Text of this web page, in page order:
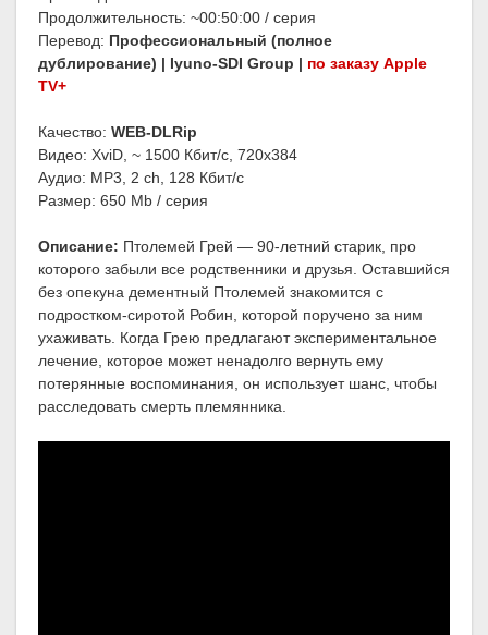
Продолжительность: ~00:50:00 / серия
Перевод: Профессиональный (полное
дублирование) | Iyuno-SDI Group | по заказу Apple
TV+
Качество: WEB-DLRip
Видео: XviD, ~ 1500 Кбит/с, 720x384
Аудио: MP3, 2 ch, 128 Кбит/с
Размер: 650 Mb / серия
Описание: Птолемей Грей — 90-летний старик, про
которого забыли все родственники и друзья. Оставшийся
без опекуна дементный Птолемей знакомится с
подростком-сиротой Робин, которой поручено за ним
ухаживать. Когда Грею предлагают экспериментальное
лечение, которое может ненадолго вернуть ему
потерянные воспоминания, он использует шанс, чтобы
расследовать смерть племянника.